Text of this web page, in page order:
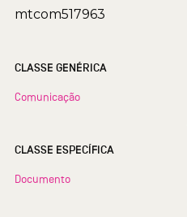
mtcom517963
CLASSE GENÉRICA
Comunicação
CLASSE ESPECÍFICA
Documento